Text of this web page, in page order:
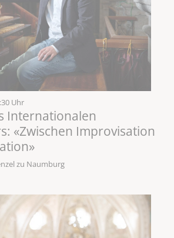
Uhr
Internationalen
«Zwischen Improvisation
zu Naumburg